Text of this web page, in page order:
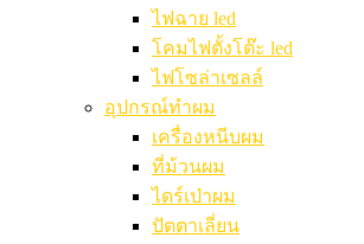
ไฟฉาย led
โคมไฟตั้งโต๊ะ led
ไฟโซล่าเซลล์
อุปกรณ์ทำผม
เครื่องหนีบผม
ที่ม้วนผม
ไดร์เป่าผม
ปัตตาเลี่ยน